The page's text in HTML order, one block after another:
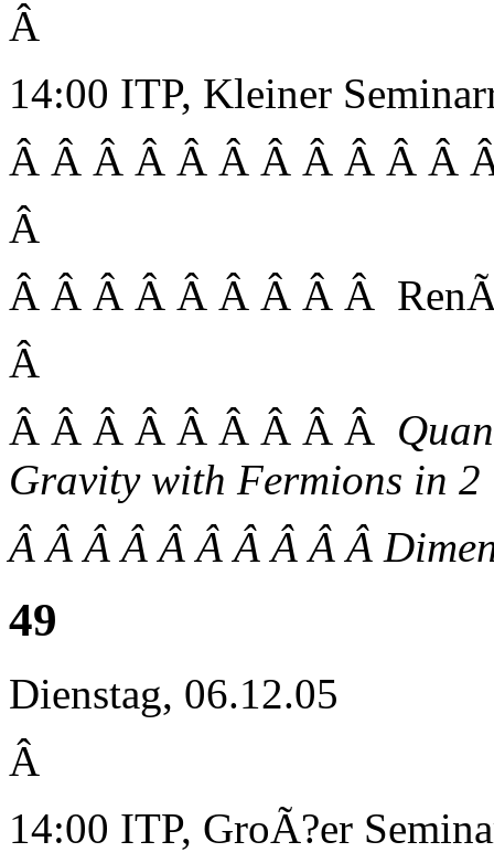
Â
14:00 ITP, Kleiner
Â Â Â Â Â Â Â Â Â Â Â
Â
Â Â Â Â Â Â Â Â Â
Â
Â Â Â Â Â Â Â Â Â
Gravity with Fermions in 2
Â Â Â Â Â Â Â Â Â Â
49
Dienstag, 06.12.05
Â
14:00 ITP, GroÃ?er